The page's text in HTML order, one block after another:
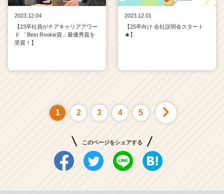
2023.12.04
【23卒社員がチアキャリアアワー
ド 「Best Rookie賞」最優秀賞を
受賞！】
2023.12.01
【25卒向け 会社説明会スタート
★】
1 2 3 4 5
このページをシェアする